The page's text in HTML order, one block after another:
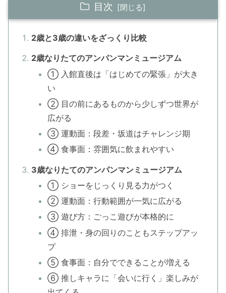
目次
2歳と3歳の違いをざっくり比較
2歳なりたてのアンパンマンミュージアム
① 入館直後は「はじめての緊張」が大き
い
② 目の前にあるものから少しずつ世界が
広がる
③ 運動面：段差・坂道はチャレンジ期
④ 食事面：雰囲気に飲まれやすい
3歳なりたてのアンパンマンミュージアム
① ショーをじっくり見る力がつく
② 運動面：行動範囲が一気に広がる
③ 遊び方：ごっこ遊びが本格的に
④ 排泄・身の回りのこともステップアッ
プ
⑤ 食事面：自分でできることが増える
⑥ 推しキャラに「会いに行く」楽しみが